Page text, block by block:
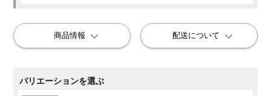
バリエーションを選ぶ
商品情報 配送について